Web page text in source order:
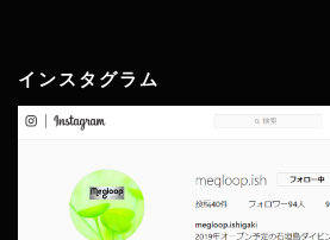
インスタグラム